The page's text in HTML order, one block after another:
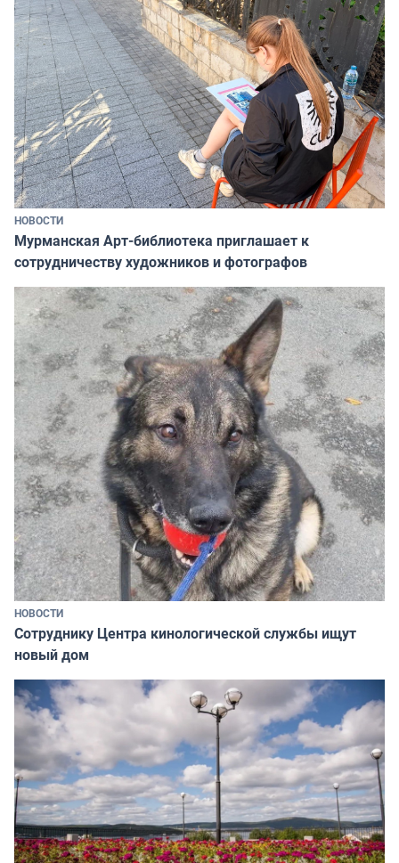
НОВОСТИ
Мурманская Арт-библиотека приглашает к
сотрудничеству художников и фотографов
НОВОСТИ
Сотруднику Центра кинологической службы ищут
новый дом